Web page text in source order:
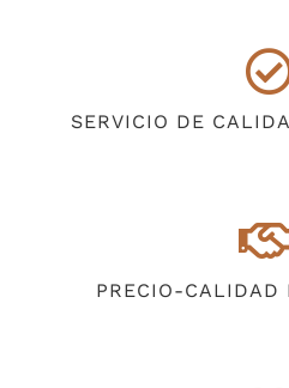
SERVICIO DE
PRECIO-CALIDAD